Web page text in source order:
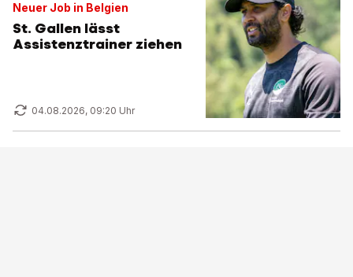
Neuer Job in Belgien
St. Gallen lässt
Assistenztrainer ziehen
04.08.2026, 09:20 Uhr